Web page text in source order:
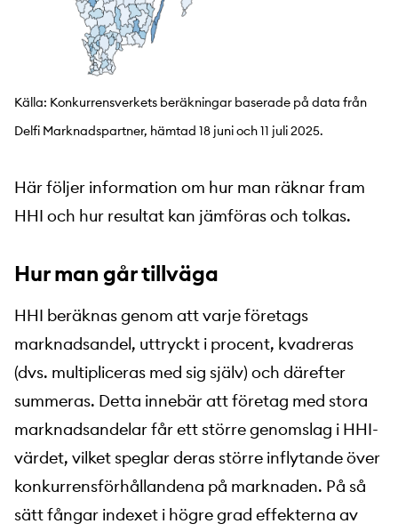
Källa: Konkurrensverkets beräkningar baserade på data från
Delfi Marknadspartner, hämtad 18 juni och 11 juli 2025.
Här följer information om hur man räknar fram
HHI och hur resultat kan jämföras och tolkas.
Hur man går tillväga
HHI beräknas genom att varje företags
marknadsandel, uttryckt i procent, kvadreras
(dvs. multipliceras med sig själv) och därefter
summeras. Detta innebär att företag med stora
marknadsandelar får ett större genomslag i HHI-
värdet, vilket speglar deras större inflytande över
konkurrensförhållandena på marknaden. På så
sätt fångar indexet i högre grad effekterna av